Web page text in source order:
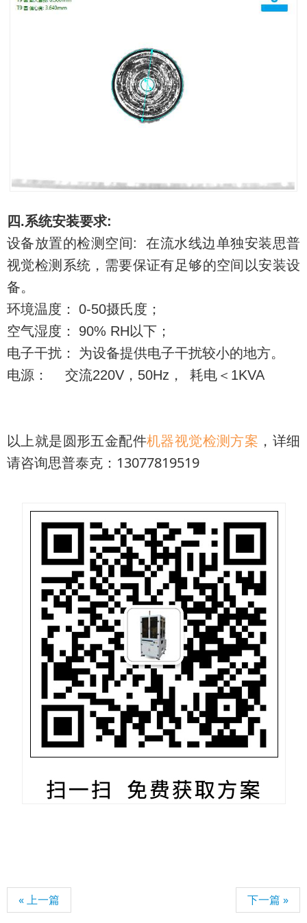
四.系统安装要求:
设备放置的检测空间:在流水线边单独安装思普
视觉检测系统，需要保证有足够的空间以安装设
备。
环境温度： 0-50摄氏度；
空气湿度： 90% RH以下；
电子干扰： 为设备提供电子干扰较小的地方。
电源： 交流220V ， 50Hz ， 耗电＜ 1KVA
以上就是圆形五金配件机器视觉检测方案 ，详细
请咨询思普泰克：13077819519
« 上一篇 下一篇 »